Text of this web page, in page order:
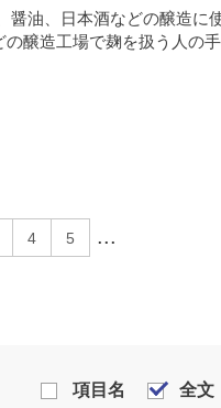
油、日本酒などの醸造に
醸造工場で麹を扱う人の
4 5 ...
項目名 全文